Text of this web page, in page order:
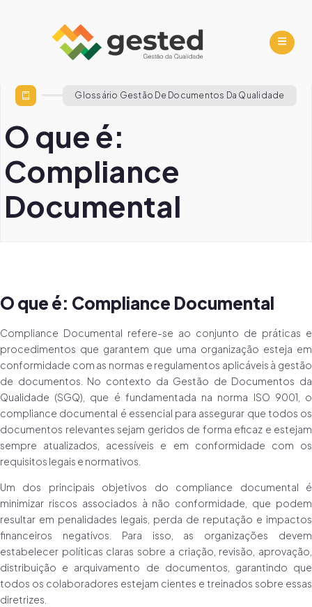
Glossário Gestão De Documentos Da Qualidade
O que é:
Compliance
Documental
O que é: Compliance Documental
Compliance Documental refere-se ao conjunto de práticas e
procedimentos que garantem que uma organização esteja em
conformidade com as normas e regulamentos aplicáveis à gestão
de documentos. No contexto da Gestão de Documentos da
Qualidade (SGQ), que é fundamentada na norma ISO 9001, o
compliance documental é essencial para assegurar que todos os
documentos relevantes sejam geridos de forma eficaz e estejam
sempre atualizados, acessíveis e em conformidade com os
requisitos legais e normativos.
Um dos principais objetivos do compliance documental é
minimizar riscos associados à não conformidade, que podem
resultar em penalidades legais, perda de reputação e impactos
financeiros negativos. Para isso, as organizações devem
estabelecer políticas claras sobre a criação, revisão, aprovação,
distribuição e arquivamento de documentos, garantindo que
todos os colaboradores estejam cientes e treinados sobre essas
diretrizes.